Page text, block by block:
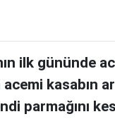
ilk gününde
kasabın
parmağını